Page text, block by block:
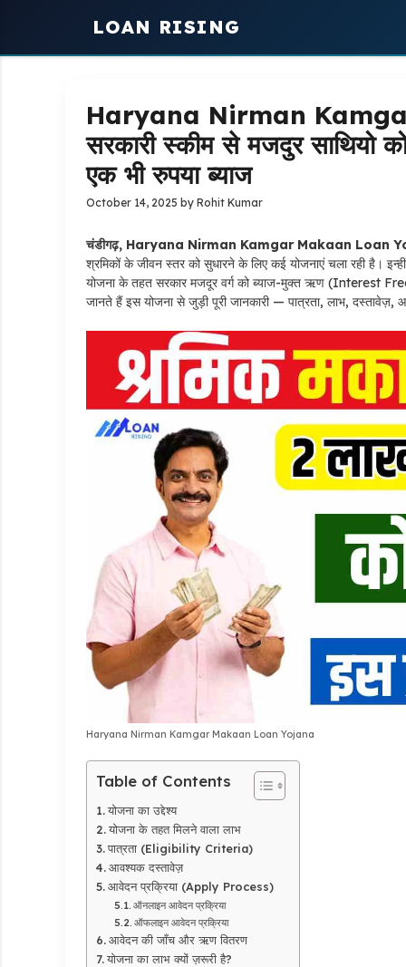
LOAN RISING
Haryana Nirman
सरकारी स्कीम से मजदुर साथियो
एक भी रुपया ब्याज
October 14, 2025 by Rohit Kumar
चंडीगढ़, Haryana Nirman Kamgar Makaan Loan
श्रमिकों के जीवन स्तर को सुधारने के लिए कई योजनाएं चला रही है।
योजना के तहत सरकार मजदूर वर्ग को ब्याज-मुक्त ऋण (Interest
जानते हैं इस योजना से जुड़ी पूरी जानकारी — पात्रता, लाभ, दस्तावेज़,
Haryana Nirman Kamgar Makaan Loan Yojana
Table of Contents
योजना का उद्देश्य
योजना के तहत मिलने वाला लाभ
पात्रता (Eligibility Criteria)
आवश्यक दस्तावेज़
आवेदन प्रक्रिया (Apply Process)
ऑनलाइन आवेदन प्रक्रिया
ऑफलाइन आवेदन प्रक्रिया
आवेदन की जाँच और ऋण वितरण
योजना का लाभ क्यों ज़रूरी है?